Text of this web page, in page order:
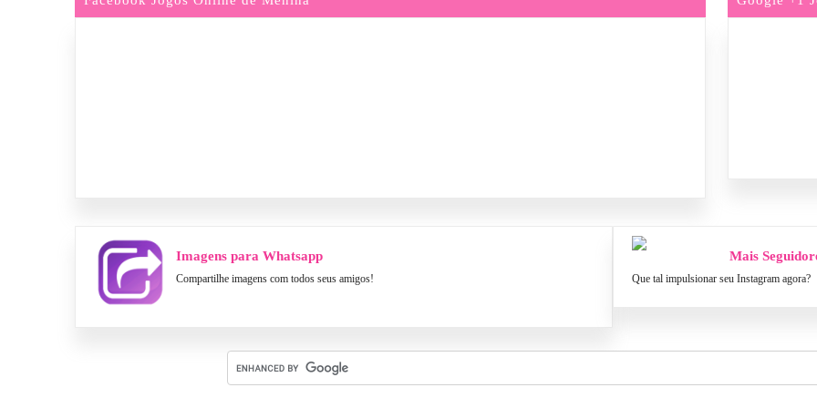
Imagens para Whatsapp
Compartilhe imagens com todos seus amigos!
Mais
Que tal impulsionar seu Instagram agora?